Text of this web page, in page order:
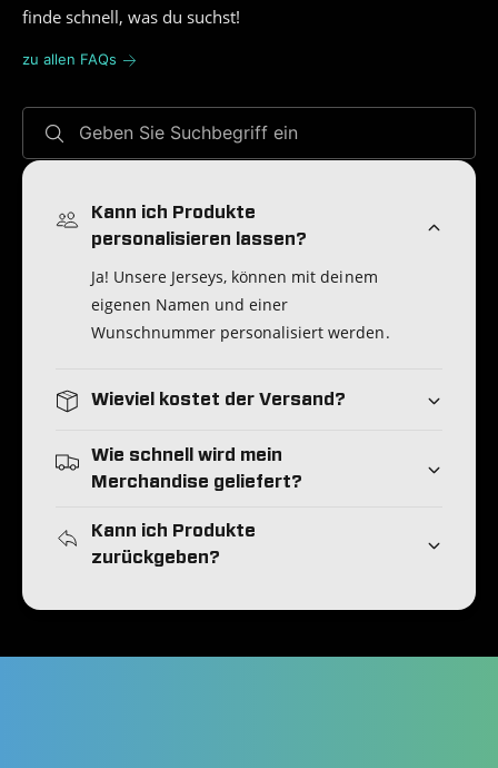
finde schnell, was du suchst!
zu allen FAQs
Geben Sie Suchbegriff ein
Kann ich Produkte
personalisieren lassen?
Ja! Unsere Jerseys, können mit deinem
eigenen Namen und einer
Wunschnummer personalisiert werden.
Wieviel kostet der Versand?
Wie schnell wird mein
Merchandise geliefert?
Kann ich Produkte
zurückgeben?